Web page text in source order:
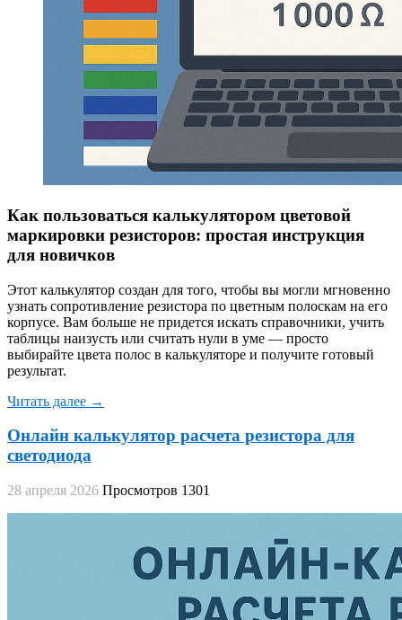
Как пользоваться калькулятором цветовой
маркировки резисторов: простая инструкция
для новичков
Этот калькулятор создан для того, чтобы вы могли мгновенно
узнать сопротивление резистора по цветным полоскам на его
корпусе. Вам больше не придется искать справочники, учить
таблицы наизусть или считать нули в уме — просто
выбирайте цвета полос в калькуляторе и получите готовый
результат.
Читать далее →
Онлайн калькулятор расчета резистора для
светодиода
28 апреля 2026 Просмотров 1301